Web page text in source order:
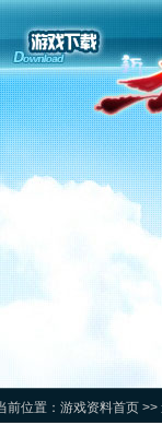
前位置： 游戏资料首页 >>